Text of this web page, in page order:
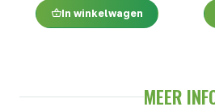
In winkelwagen
MEER